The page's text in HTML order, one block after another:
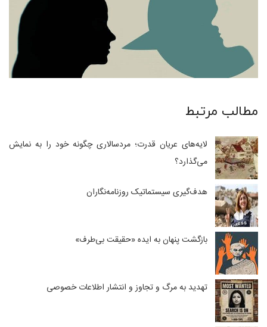
مطالب مرتبط
لایه‌های عریان قدرت؛ مردسالاری چگونه خود را به نمایش
می‌گذارد؟
هدف‌گیری سیستماتیک روزنامه‌نگاران
بازگشت پنهان به ایده «حقیقت بی‌طرف»
تهدید به مرگ و تجاوز و انتشار اطلاعات خصوصی